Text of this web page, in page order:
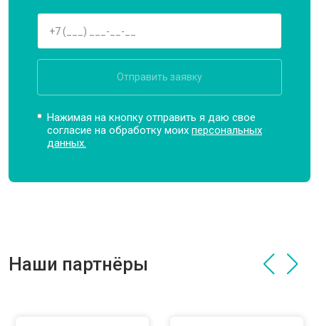
Отправить заявку
Нажимая на кнопку отправить я даю свое
согласие на обработку моихперсональных
данных.
Наши партнёры